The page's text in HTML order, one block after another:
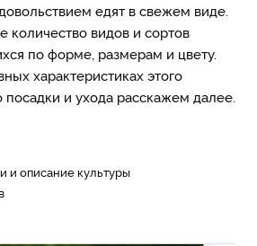
едят в свежем виде.
количество видов и сортов
по форме, размерам и цвету.
характеристиках этого
посадки и ухода расскажем далее.
и описание культуры